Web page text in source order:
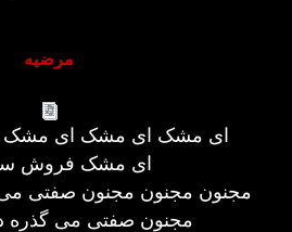
مرضیه
ای مشک ای مشک ای مشک
ای مشک فروش سر
مجنون مجنون مجنون صفتی
مجنون صفتی می گذره